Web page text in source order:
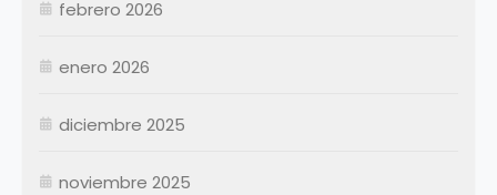
Junio
Agosto
Junio
Agosto
febrero 2026
enero 2026
diciembre 2025
noviembre 2025